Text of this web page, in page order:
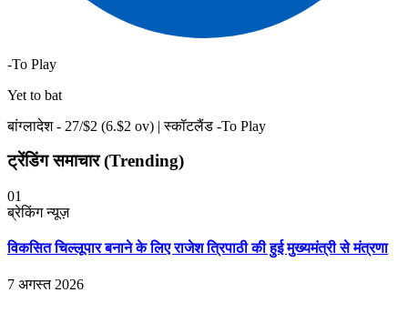
-To Play
Yet to bat
बांग्लादेश - 27/$2 (6.$2 ov) | स्कॉटलैंड -To Play
ट्रेंडिंग समाचार (Trending)
01
ब्रेकिंग न्यूज़
विकसित चिल्लूपार बनाने के लिए राजेश त्रिपाठी की हुई मुख्यमंत्री से मंत्रणा
7 अगस्त 2026